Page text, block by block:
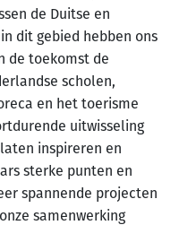
de Duitse en
dit gebied hebben ons
de toekomst de
scholen,
en het toerisme
uitwisseling
inspireren en
sterke punten en
spannende projecten
samenwerking